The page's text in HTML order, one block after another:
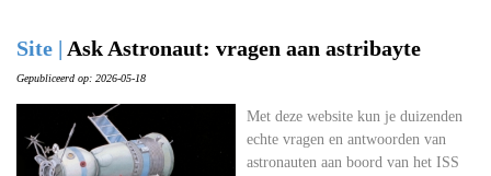
Site | Ask Astronaut: vragen aan astribayte
Gepubliceerd op: 2026-05-18
Met deze website kun je duizenden
echte vragen en antwoorden van
astronauten aan boord van het ISS